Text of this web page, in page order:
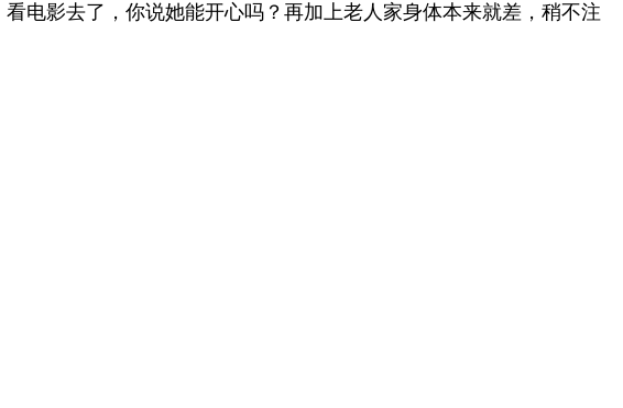
电影去了，你说她能开心吗？再加上老人家身体本来就差，稍不注